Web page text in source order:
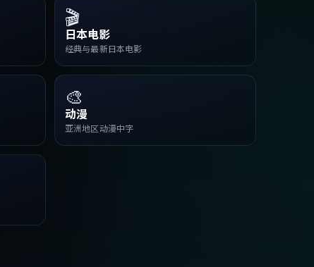
🎬
日本电影
经典与最新日本电影
🎨
动漫
亚洲地区动漫中字